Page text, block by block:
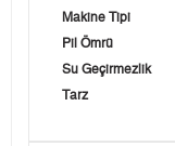
Makine Tipi
Pil Ömrü
Su Geçirmezlik
Tarz